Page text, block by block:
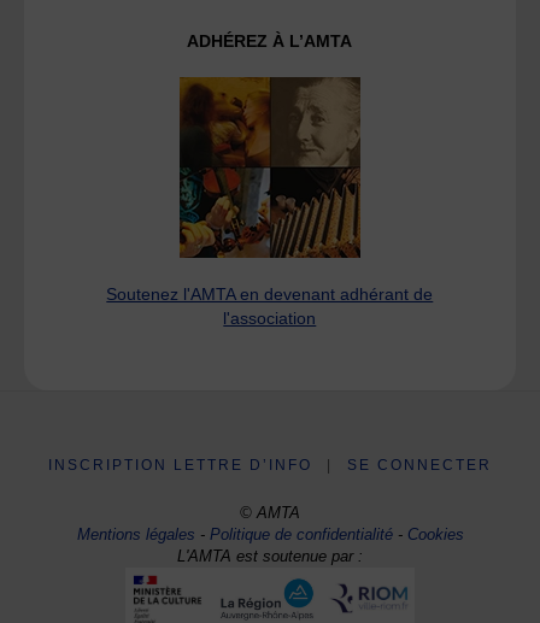
ADHÉREZ À L’AMTA
Soutenez l'AMTA en devenant adhérant de
l'association
INSCRIPTION LETTRE D’INFO SE CONNECTER
© AMTA
Mentions légales -Politique de confidentialité- Cookies
L'AMTA est soutenue par :